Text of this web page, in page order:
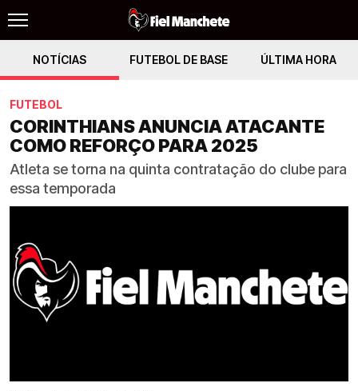
NOTÍCIAS FUTEBOL DE BASE ÚLTIMA HORA
FUTEBOL
CORINTHIANS ANUNCIA ATACANTE
COMO REFORÇO PARA 2025
Atleta se torna na quinta contratação do clube para
essa temporada